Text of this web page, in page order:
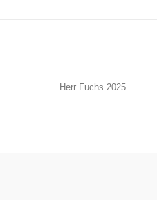
Herr Fuchs 2025